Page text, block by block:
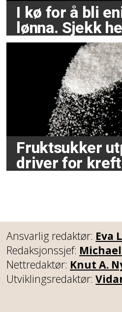
I kø for å bli
lønna. Sjekk
Fruktsukker
driver for kreft
Ansvarlig redaktør: Eva
Redaksjonssjef:
Nettredaktør: Knut A.
Utviklingsredaktør: